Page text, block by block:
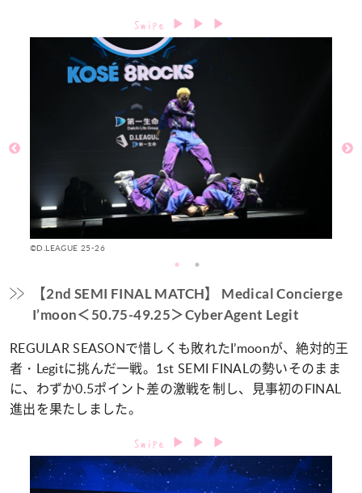
©D.LEAGUE 25-26
【2nd SEMI FINAL MATCH】 Medical Concierge
I’moon＜50.75-49.25＞CyberAgent Legit
REGULAR SEASONで惜しくも敗れたI’moonが、絶対的王
者・Legitに挑んだ一戦。1st SEMI FINALの勢いそのまま
に、わずか0.5ポイント差の激戦を制し、見事初のFINAL
進出を果たしました。